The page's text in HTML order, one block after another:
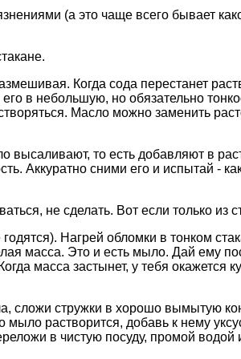
(а это чаще всего бывает
Когда сода перестанет
в небольшую, но обязательно
Масло можно заменить
высаливают, то есть добавляют в
Аккуратно сними его и испытай -
не сделать. Вот если только из
Нагрей обломки в тонком
масса. Это и есть мыло. Дай ему
масса застынет, у тебя окажется
сложи стружки в хорошо вымытую
растворится, добавь к нему
в чистую посуду, промой водой